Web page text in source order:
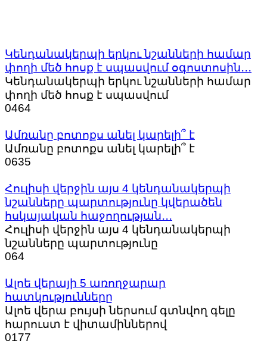
Կենդանակերպի երկու նշանների համար
փողի մեծ հոսք է սպասվում օգոստոսին․․․
Կենդանակերպի երկու նշանների համար
փողի մեծ հոսք է սպասվում
0464
Ամռանը բոտոքս անել կարելի՞ է
Ամռանը բոտոքս անել կարելի՞ է
0635
Հուլիսի վերջին այս 4 կենդանակերպի
նշանները պարտությունը կվերածեն
հսկայական հաջողության․․․
Հուլիսի վերջին այս 4 կենդանակերպի
նշանները պարտությունը
064
Ալոե վերայի 5 առողջարար
հատկությունները
Ալոե վերա բույսի ներսում գտնվող գելը
հարուստ է վիտամիններով
0177